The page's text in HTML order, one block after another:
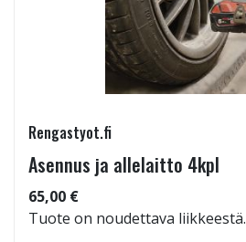
Rengastyot.fi
Asennus ja allelaitto 4kpl
65,00 €
Tuote on noudettava liikkeestä.